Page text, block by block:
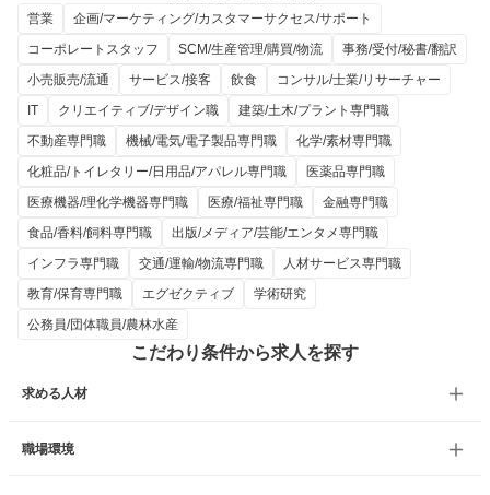
営業
企画/マーケティング/カスタマーサクセス/サポート
コーポレートスタッフ
SCM/生産管理/購買/物流
事務/受付/秘書/翻訳
小売販売/流通
サービス/接客 飲食
コンサル/士業/リサーチャー
IT
クリエイティブ/デザイン職
建築/土木/プラント専門職
不動産専門職
機械/電気/電子製品専門職
化学/素材専門職
化粧品/トイレタリー/日用品/アパレル専門職
医薬品専門職
医療機器/理化学機器専門職
医療/福祉専門職
金融専門職
食品/香料/飼料専門職
出版/メディア/芸能/エンタメ専門職
インフラ専門職
交通/運輸/物流専門職
人材サービス専門職
教育/保育専門職
エグゼクティブ
学術研究
公務員/団体職員/農林水産
こだわり条件から求人を探す
求める人材
職場環境